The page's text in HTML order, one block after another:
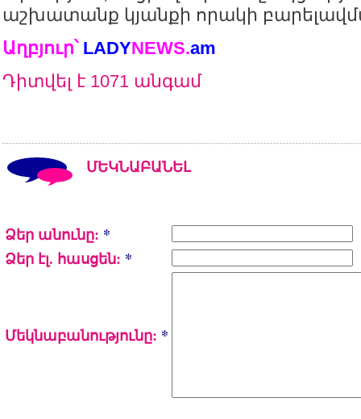
աշխատանք կյանքի որակի
Աղբյուր՝ LADYNEWS.am
Դիտվել է 1071 անգամ
ՄԵԿՆԱԲԱՆԵԼ
Ձեր անունը: *
Ձեր էլ. հասցեն: *
Մեկնաբանությունը: *